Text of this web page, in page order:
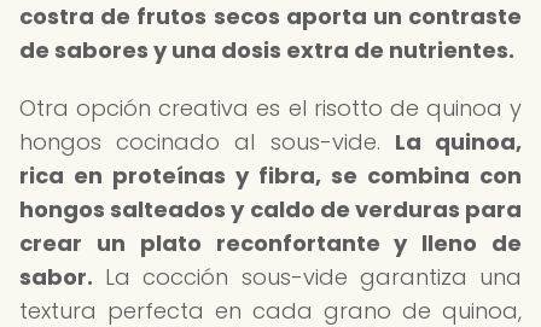
costra de frutos secos aporta un contraste
de sabores y una dosis extra de nutrientes.
Otra opción creativa es el risotto de quinoa y
hongos cocinado al sous-vide. La quinoa,
rica en proteínas y fibra, se combina con
hongos salteados y caldo de verduras para
crear un plato reconfortante y lleno de
sabor. La cocción sous-vide garantiza una
textura perfecta en cada grano de quinoa,